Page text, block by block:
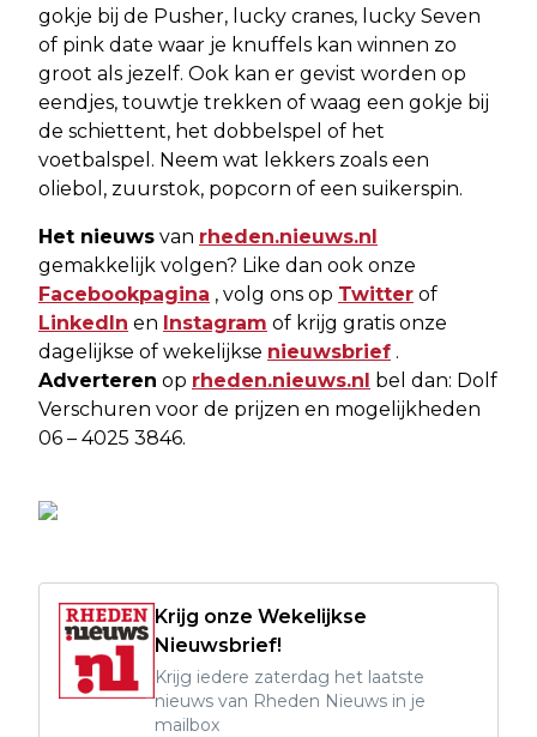
gokje bij de Pusher, lucky cranes, lucky Seven
of pink date waar je knuffels kan winnen zo
groot als jezelf. Ook kan er gevist worden op
eendjes, touwtje trekken of waag een gokje bij
de schiettent, het dobbelspel of het
voetbalspel. Neem wat lekkers zoals een
oliebol, zuurstok, popcorn of een suikerspin.
Het nieuws van rheden.nieuws.nl
gemakkelijk volgen? Like dan ook onze
Facebookpagina , volg ons op Twitter of
LinkedIn en Instagram of krijg gratis onze
dagelijkse of wekelijkse nieuwsbrief .
Adverteren op rheden.nieuws.nl bel dan: Dolf
Verschuren voor de prijzen en mogelijkheden
06 – 4025 3846.
Krijg onze Wekelijkse
Nieuwsbrief!
Krijg iedere zaterdag het laatste
nieuws van Rheden Nieuws in je
mailbox